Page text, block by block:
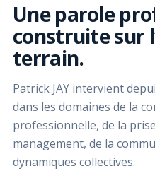
Une parole
construite sur
terrain.
Patrick JAY intervient
dans les domaines de la
professionnelle, de la
management, de la
dynamiques collectives.